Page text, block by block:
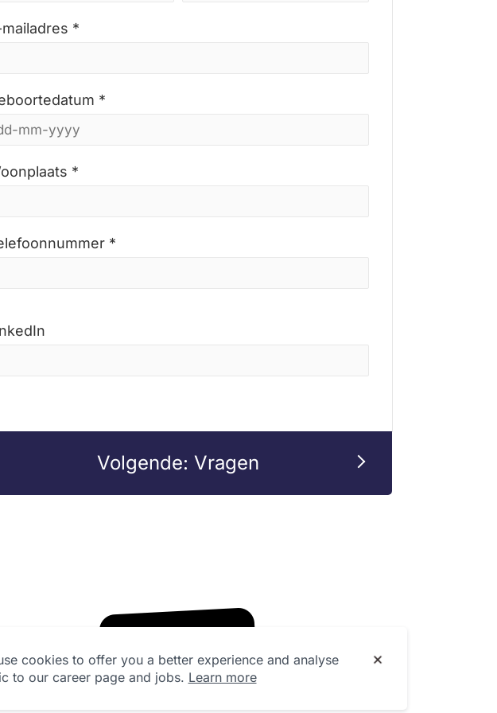
mailadres *
*
*
*
Volgende: Vragen
cookies to offer you a better experience and analyse
to our career page and jobs. Learn more